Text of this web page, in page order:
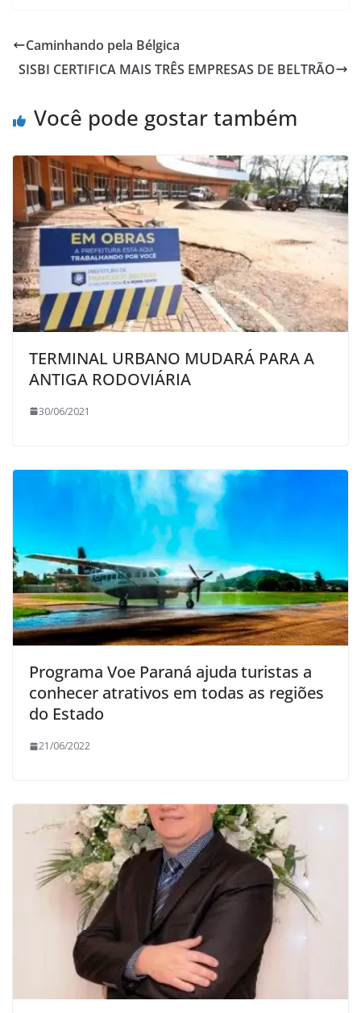
Caminhando pela Bélgica
SISBI CERTIFICA MAIS TRÊS EMPRESAS DE BELTRÃO
Você pode gostar também
TERMINAL URBANO MUDARÁ PARA A
ANTIGA RODOVIÁRIA
30/06/2021
Programa Voe Paraná ajuda turistas a
conhecer atrativos em todas as regiões
do Estado
21/06/2022